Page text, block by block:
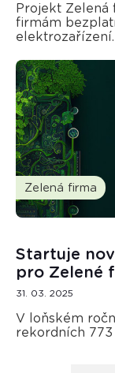
Projekt Zelená
firmám
elektrozařízení.
Zelená firma
Startuje
pro Zelené
31. 03. 2025
V loňském
rekordních